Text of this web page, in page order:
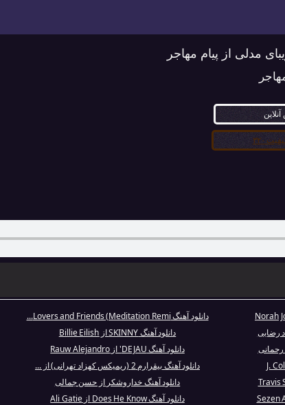
مدلی از پیام مهاجر
۳۲۰
دانلود آهنگ Lovers and Friends (Meditation Remi...
رضایی
دانلود آهنگ SKINNY از Billie Eilish
رحمانی
دانلود آهنگ DEJAU' از Rauw Alejandro
دانلود آهنگ بیقرارم 2 (ریمیکس کهزاد تهرانی) از ...
دانلود آهنگ خداروشکر از حسن جمالی
دانلود آهنگ Does He Know از Ali Gatie